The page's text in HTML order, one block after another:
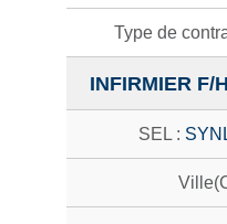
INFIRMIER F/